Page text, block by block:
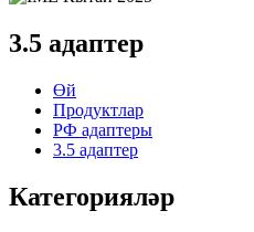
3.5 адаптер
Өй
Продуктлар
РФ адаптеры
3.5 адаптер
Категорияләр